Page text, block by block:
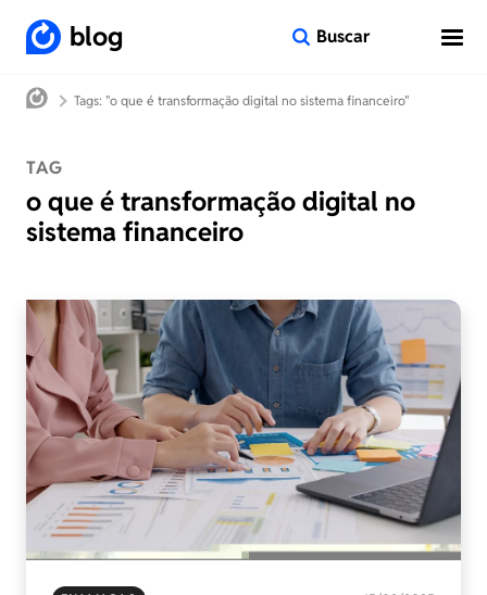
blog Buscar
Tags: "o que é transformação digital no sistema financeiro"
TAG
o que é transformação digital no
sistema financeiro